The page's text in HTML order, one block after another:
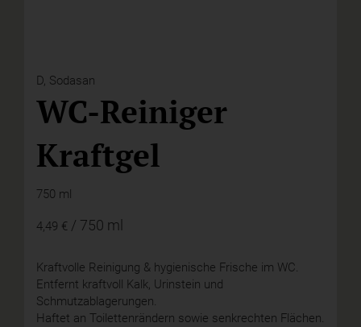
D, Sodasan
WC-Reiniger
Kraftgel
750 ml
4,49 € / 750 ml
Kraftvolle Reinigung & hygienische Frische im WC.
Entfernt kraftvoll Kalk, Urinstein und
Schmutzablagerungen.
Haftet an Toilettenrändern sowie senkrechten Flächen.